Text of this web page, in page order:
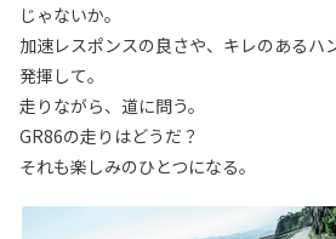
じゃないか。
加速レスポンスの良さや、キレのあるハ
発揮して。
走りながら、道に問う。
GR86の走りはどうだ？
それも楽しみのひとつになる。